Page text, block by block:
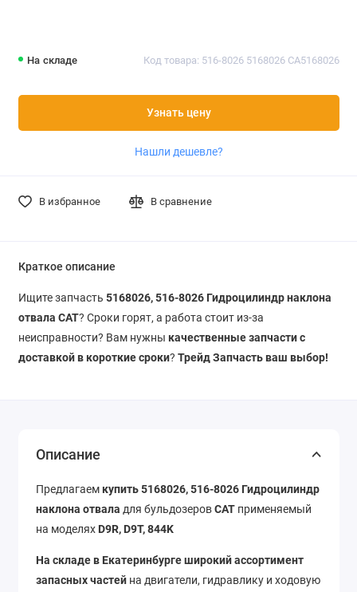
На складе Код товара: 516-8026 5168026 CA5168026
Узнать цену
Нашли дешевле?
В избранное В сравнение
Краткое описание
Ищите запчасть 5168026, 516-8026 Гидроцилиндр наклона
отвала CAT? Сроки горят, а работа стоит из-за
неисправности? Вам нужны качественные запчасти с
доставкой в короткие сроки? Трейд Запчасть ваш выбор!
Описание
Предлагаем купить 5168026, 516-8026 Гидроцилиндр
наклона отвала для бульдозеровCAT применяемый
на моделях D9R, D9T, 844K
На складе в Екатеринбурге широкий ассортимент
запасных частей на двигатели, гидравлику и ходовую